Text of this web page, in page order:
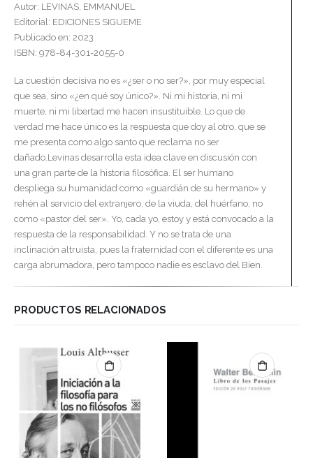
Autor: LEVINAS, EMMANUEL
Editorial: EDICIONES SIGUEME
Publicado en: 2023
ISBN: 978-84-301-2055-0
La cuestión decisiva no es «¿ser o no ser?», por muy especial
que sea, sino «¿en qué soy único?». Ni mi historia, ni mi
muerte, ni mi libertad me hacen insustituible. Lo que de
verdad me hace único es la respuesta que doy al otro, que se
me presenta como algo santo que reclama no ser
dañado.Levinas desarrolla esta idea clave en discusión con
una gran parte de la historia filosófica. El ser humano
despliega su humanidad como «guardián de su hermano» y
rehén al servicio del extranjero, de la viuda, del huérfano, no
como «pastor del ser». Yo, cada yo, estoy y está convocado a la
respuesta de la responsabilidad. Y no se trata de una
inclinación altruista, pues la fraternidad con el diferente es una
carga abrumadora, pero tampoco nadie es esclavo del Bien.
PRODUCTOS RELACIONADOS